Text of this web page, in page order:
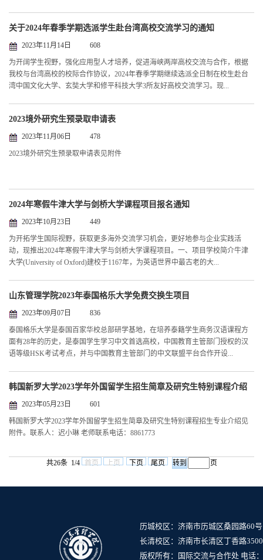
关于2024年春季学期选派学生赴台湾高校交流学习的通知
2023年11月14日 608
为开阔学生视野，强化应用型人才培养，促进海峡两岸高校交流与合作，根据
我校与台湾高校的校际合作协议，2024年春季学期继续选派全日制在校生赴台
湾中国文化大学、玄奘大学和修平科技大学3所友好高校交流学习。现...
2023境外研究生预录取申请表
2023年11月06日 478
​2023境外研究生预录取申请表见附件
2024年寒假牛津大学与剑桥大学课程项目报名通知
2023年10月23日 449
为开拓学生国际视野，获取更多海外交流学习机会，更好地参与企业实践活
动，现推出2024年寒假牛津大学与剑桥大学课程项目。一、项目学校简介牛津
大学(University of Oxford)建校于1167年，为英语世界中最古老的大...
山东管理学院2023年泰国格乐大学免费交换生项目
2023年09月07日 836
泰国格乐大学是泰国百家华校总部研学基地，在培养泰籍学生商务汉语课程方
面有28年的历史，是泰国学生学习中文首选高校，中国教育主管部门授权的汉
语等级HSK考试考点，并与中国教育主管部门的中文联盟平台合作开设...
韩国新罗大学2023学年外国留学生招生简章及研究生特别课程介绍
2023年05月23日 601
​韩国新罗大学2023学年外国留学生招生简章及研究生特别课程招生专业介绍见
附件。联系人：迟小琳 老师联系电话：8861773
共26条 1/4 首页 上页 下页 尾页 页
历城校区：济南市历城区桑园
长清校区：济南市长清区丁香路
版权所有：国际交流与合作处 电话